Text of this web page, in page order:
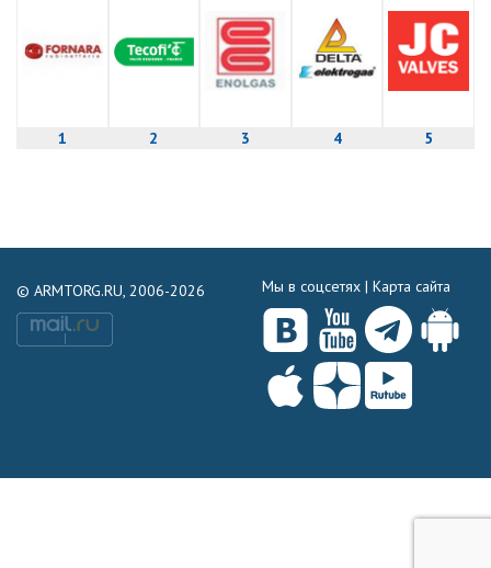
1 2 3 4 5
© ARMTORG.RU, 2006-2026 Мы в соцсетях | Карта сайта